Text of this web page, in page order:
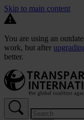
Skip to main content
You are using an
work, but after
better.